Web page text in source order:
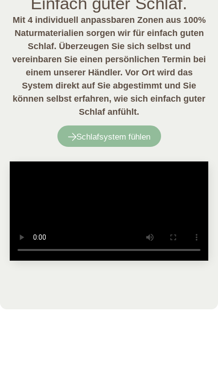
Mit 4 individuell anpassbaren Zonen aus 100%
Naturmaterialien sorgen wir für einfach guten
Schlaf. Überzeugen Sie sich selbst und
vereinbaren Sie einen persönlichen Termin bei
einem unserer Händler. Vor Ort wird das
System direkt auf Sie abgestimmt und Sie
können selbst erfahren, wie sich einfach guter
Schlaf anfühlt.
Schlafsystem fühlen